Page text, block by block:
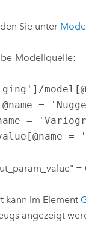
Sie unter
Modellquelle:
=
=
=
=
kann im Element
angezeigt